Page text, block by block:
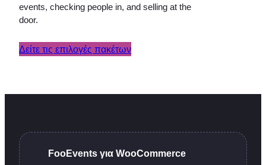
events, checking people in, and selling at the
door.
Δείτε τις επιλογές πακέτων
FooEvents για WooCommerce